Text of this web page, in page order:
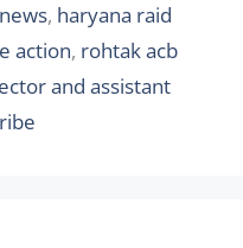
, haryana raid
action, rohtak acb
and assistant